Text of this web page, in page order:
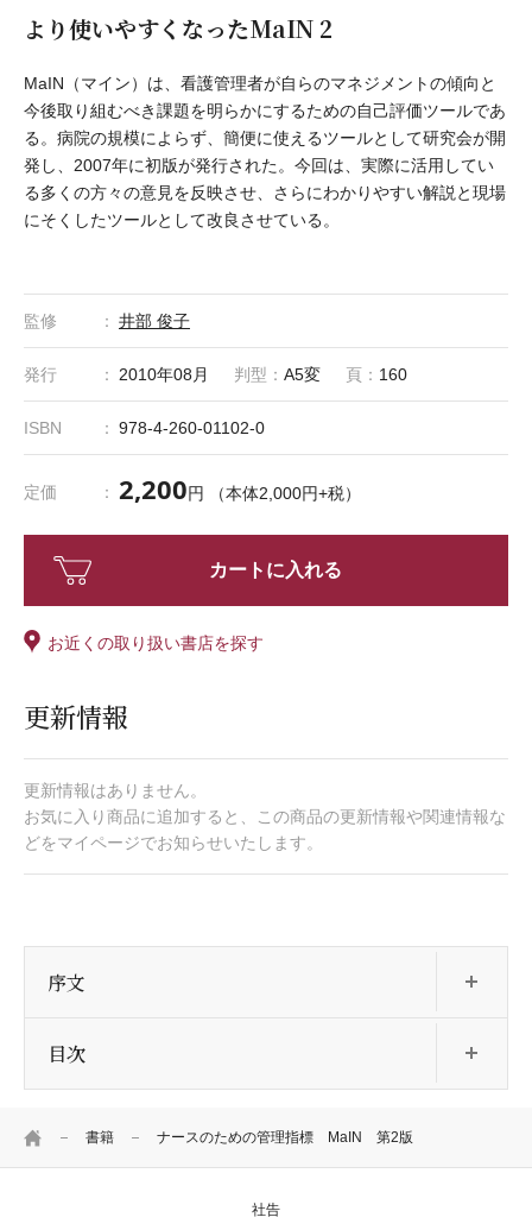
HOME 書籍 ナースのための管理指標 MaIN 第2版
より使いやすくなったMaIN 2
MaIN（マイン）は、看護管理者が自らのマネジメントの傾向と
今後取り組むべき課題を明らかにするための自己評価ツールであ
る。病院の規模によらず、簡便に使えるツールとして研究会が開
発し、2007年に初版が発行された。今回は、実際に活用してい
る多くの方々の意見を反映させ、さらにわかりやすい解説と現場
にそくしたツールとして改良させている。
監修 井部 俊子
発行 2010年08月 判型： A5変 頁： 160
ISBN 978-4-260-01102-0
定価 2,200円 （本体2,000円+税）
カートに入れる
お近くの取り扱い書店を探す
更新情報
更新情報はありません。
お気に入り商品に追加すると、この商品の更新情報や関連情報な
どをマイページでお知らせいたします。
序文
目次
社告